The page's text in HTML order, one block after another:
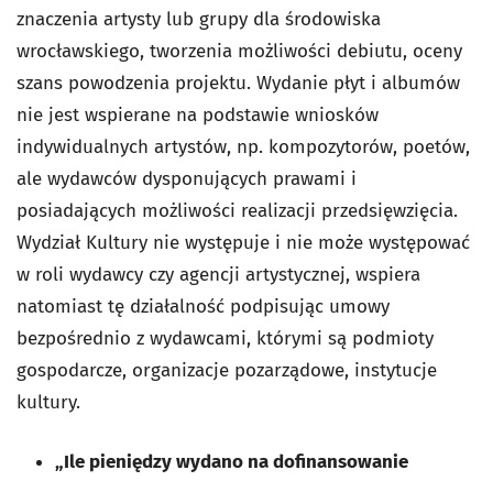
znaczenia artysty lub grupy dla środowiska
wrocławskiego, tworzenia możliwości debiutu, oceny
szans powodzenia projektu. Wydanie płyt i albumów
nie jest wspierane na podstawie wniosków
indywidualnych artystów, np. kompozytorów, poetów,
ale wydawców dysponujących prawami i
posiadających możliwości realizacji przedsięwzięcia.
Wydział Kultury nie występuje i nie może występować
w roli wydawcy czy agencji artystycznej, wspiera
natomiast tę działalność podpisując umowy
bezpośrednio z wydawcami, którymi są podmioty
gospodarcze, organizacje pozarządowe, instytucje
kultury.
„Ile pieniędzy wydano na dofinansowanie